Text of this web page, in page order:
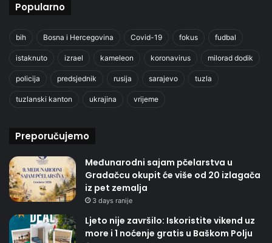
Popularno
bih Bosna i Hercegovina Covid-19 fokus fudbal
istaknuto izrael kameleon koronavirus milorad dodik
policija predsjednik rusija sarajevo tuzla
tuzlanski kanton ukrajina vrijeme
Preporučujemo
Međunarodni sajam pčelarstva u
Gradačcu okupit će više od 20 izlagača
iz pet zemalja
3 days ranije
Ljeto nije završilo: Iskoristite vikend uz
more i 1 noćenje gratis u Baškom Polju